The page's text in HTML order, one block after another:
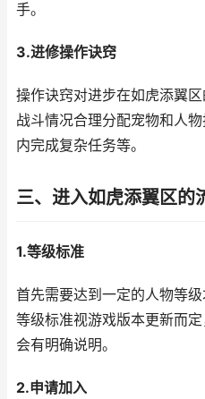
手。
3.进修操作诀窍
操作诀窍对进步在如虎添翼
战斗情况合理分配宠物和人
内完成复杂任务等。
三、进入如虎添翼区的
1.等级标准
首先需要达到一定的人物等
等级标准视游戏版本更新而
会有明确说明。
2.申请加入